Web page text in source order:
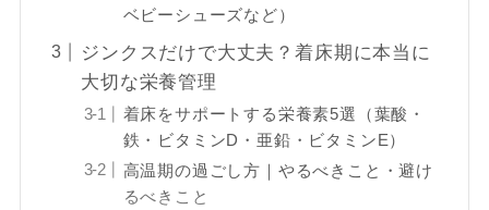
ベビーシューズなど）
ジンクスだけで大丈夫？着床期に本当に
大切な栄養管理
着床をサポートする栄養素5選（葉酸・
鉄・ビタミンD・亜鉛・ビタミンE）
高温期の過ごし方｜やるべきこと・避け
るべきこと